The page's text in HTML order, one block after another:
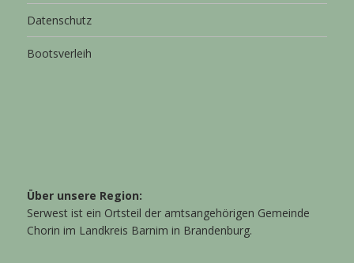
Datenschutz
Bootsverleih
Über unsere Region:
Serwest ist ein Ortsteil der amtsangehörigen Gemeinde
Chorin im Landkreis Barnim in Brandenburg.